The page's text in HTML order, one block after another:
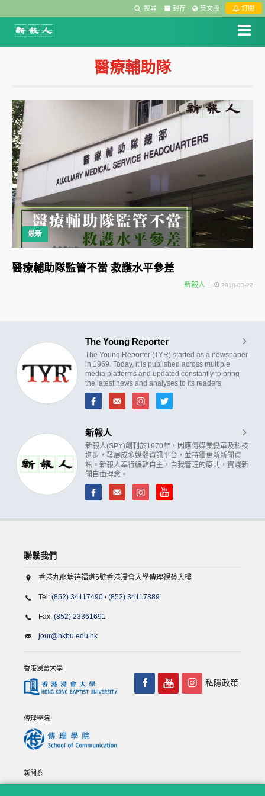
搜尋 · 封存 · 英文版 · 訂閱
醫療輔助隊
最新
醫療輔助隊監管不當 救護水平參差
新報人 2018-03-22
The Young Reporter
The Young Reporter (TYR) started as a newspaper
in 1969. Today, it is published across multiple
media platforms and updated constantly to bring
the latest news and analyses to its readers.
新報人
新報人(SPY)創刊於1970年，因應傳媒業變革及科技
進步，發展成多媒體資訊平台，並持續更新新聞資
訊。新報人奉行編輯自主，自我管理的原則，實踐新
聞自由理念。
聯繫我們
香港九龍塘禧福道5號香港浸會大學傳理視藝大樓
Tel: (852) 34117490 /(852) 34117889
Fax: (852) 23361691
jour@hkbu.edu.hk
香港浸會大學
傳理學院
新聞系
私隱政策